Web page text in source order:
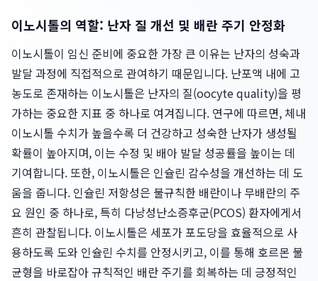
이노시톨의 역할: 난자 질 개선 및 배란 주기 안정화
이노시톨이 임신 준비에 중요한 가장 큰 이유는 난자의 성숙과
발달 과정에 직접적으로 관여하기 때문입니다. 난포액 내에 고
농도로 존재하는 이노시톨은 난자의 질(oocyte quality)을 평
가하는 중요한 지표 중 하나로 여겨집니다. 연구에 따르면, 체내
이노시톨 수치가 높을수록 더 건강하고 성숙한 난자가 생성될
확률이 높아지며, 이는 수정 및 배아 발달 성공률을 높이는 데
기여합니다. 또한, 이노시톨은 인슐린 감수성을 개선하는 데 도
움을 줍니다. 인슐린 저항성은 불규칙한 배란이나 무배란의 주
요 원인 중 하나로, 특히 다낭성난소증후군(PCOS) 환자에게서
흔히 관찰됩니다. 이노시톨은 세포가 포도당을 효율적으로 사
용하도록 도와 인슐린 수치를 안정시키고, 이를 통해 호르몬 불
균형을 바로잡아 규칙적인 배란 주기를 회복하는 데 긍정적인